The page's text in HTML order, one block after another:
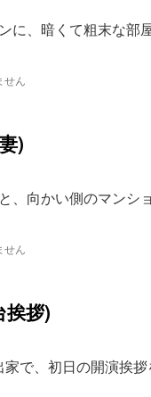
に、暗くて粗末な部
せん
)
、向かい側のマンシ
せん
挨拶)
家で、初日の開演挨